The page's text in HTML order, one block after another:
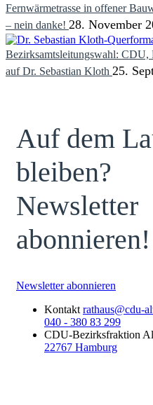
Fernwärmetrasse in offener
– nein danke! 28. November
Bezirksamtsleitungswahl: CDU,
auf Dr. Sebastian Kloth 25.
Auf dem
bleiben?
Newsletter
abonnieren!
Newsletter abonnieren
Kontakt rathaus@cdu-
040 - 380 83 299
CDU-Bezirksfraktion
22767 Hamburg